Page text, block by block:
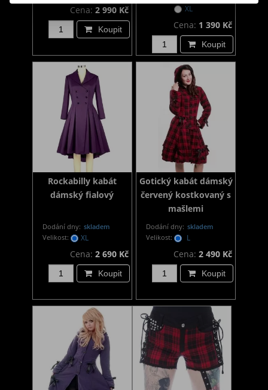
Cena: 2 990 Kč
Koupit
XL
Cena: 1 390 Kč
Koupit
Rockabilly kabát
dámský fialový
Dodání dny: skladem
Velikost:
XL
Cena: 2 690 Kč
Koupit
Gotický kabát dámský
červený kostkovaný s
mašlemi
Dodání dny: skladem
Velikost:
L
Cena: 2 490 Kč
Koupit